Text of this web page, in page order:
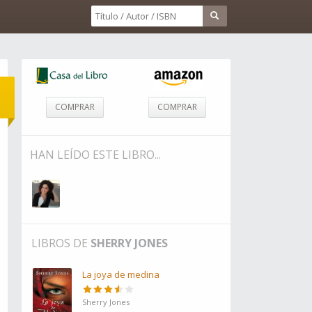
COMPRAR COMPRAR
HAN LEÍDO ESTE LIBRO...
LIBROS DE SHERRY JONES
La joya de medina
Sherry Jones